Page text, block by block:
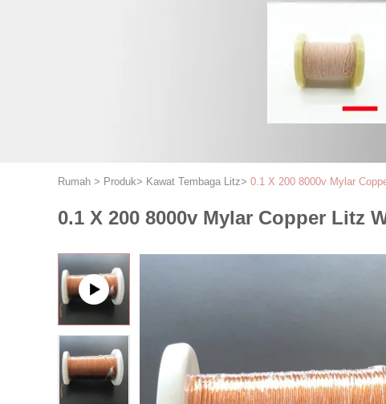
Rumah > Produk> Kawat Tembaga Litz> 0.1 X 200 8000v Mylar
0.1 X 200 8000v Mylar Copper Litz